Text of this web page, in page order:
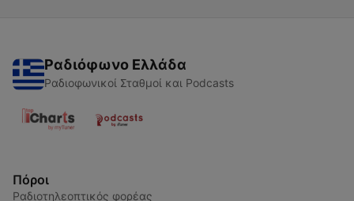
Ραδιόφωνο Ελλάδα
Ραδιοφωνικοί Σταθμοί και Podcasts
Πόροι
Ραδιοτηλεοπτικός φορέας